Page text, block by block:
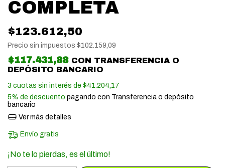
COMPLETA
$123.612,50
Precio sin impuestos $102.159,09
$117.431,88 CON TRANSFERENCIA O
DEPÓSITO BANCARIO
3 cuotas sin interés de $41.204,17
5% de descuento pagando con Transferencia o depósito
bancario
Ver más detalles
Envío gratis
¡No te lo pierdas, es el último!